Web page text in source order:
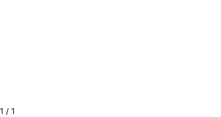
1 / 1